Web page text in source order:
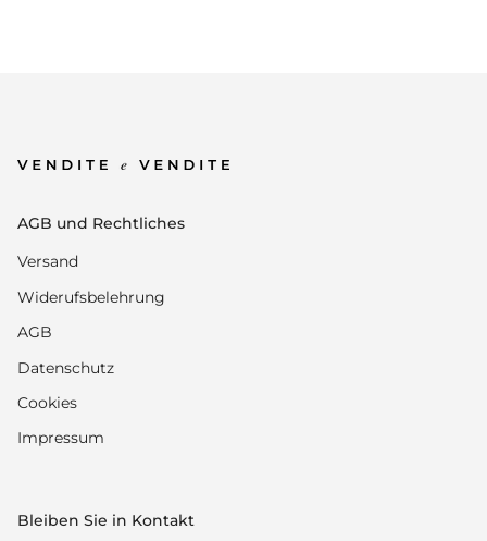
AGB und Rechtliches
Versand
Widerufsbelehrung
AGB
Datenschutz
Cookies
Impressum
Bleiben Sie in Kontakt